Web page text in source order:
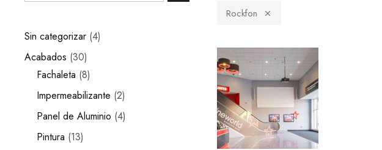
Rockfon
Sin categorizar 4
Acabados 30
Fachaleta 8
Impermeabilizante 2
Panel de Aluminio 4
Pintura 13